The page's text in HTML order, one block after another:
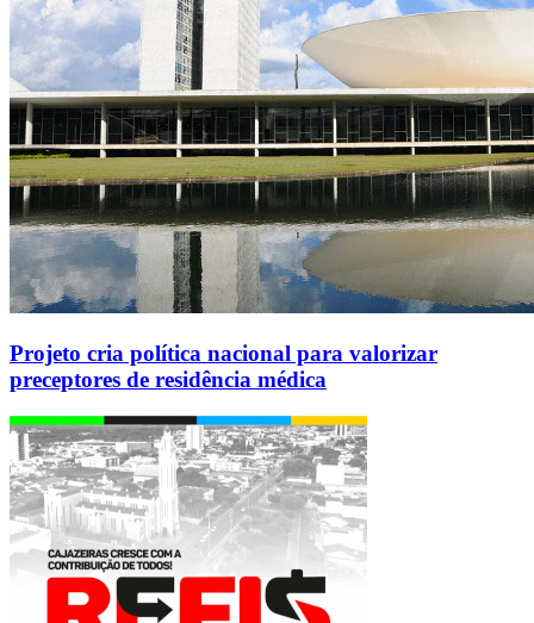
Projeto cria política nacional para valorizar
preceptores de residência médica